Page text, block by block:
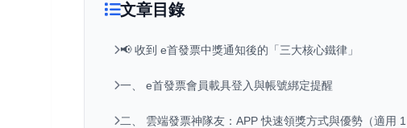
文章目錄
📢 收到 e首發票中獎通知後的「三大核心鐵律」
一、 e首發票會員載具登入與帳號綁定提醒
二、 雲端發票神隊友：APP 快速領獎方式與優勢（適用